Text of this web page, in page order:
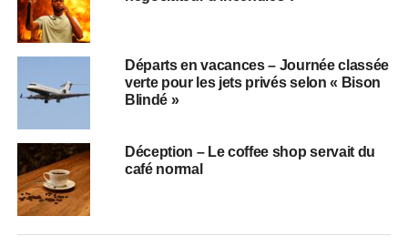
Départs en vacances – Journée classée
verte pour les jets privés selon « Bison
Blindé »
Déception – Le coffee shop servait du
café normal